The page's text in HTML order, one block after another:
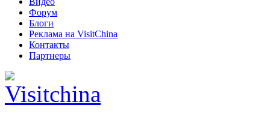
Форум
Блоги
Реклама на VisitChina
Контакты
Партнеры